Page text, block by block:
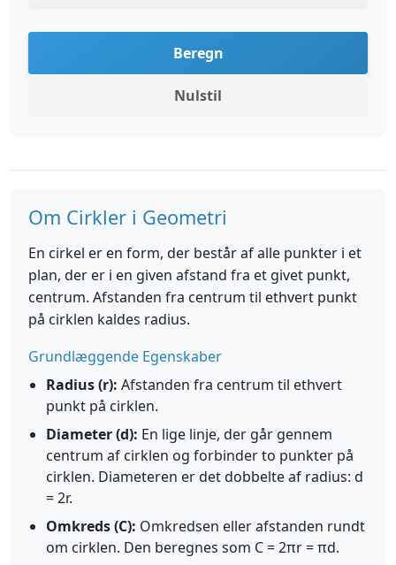
Beregn
Nulstil
Om Cirkler i Geometri
En cirkel er en form, der består af alle punkter i et
plan, der er i en given afstand fra et givet punkt,
centrum. Afstanden fra centrum til ethvert punkt
på cirklen kaldes radius.
Grundlæggende Egenskaber
Radius (r): Afstanden fra centrum til ethvert
punkt på cirklen.
Diameter (d): En lige linje, der går gennem
centrum af cirklen og forbinder to punkter på
cirklen. Diameteren er det dobbelte af radius: d
= 2r.
Omkreds (C): Omkredsen eller afstanden rundt
om cirklen. Den beregnes som C = 2πr = πd.